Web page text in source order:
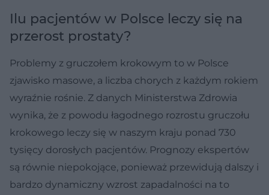
Ilu pacjentów w Polsce leczy się na
przerost prostaty?
Problemy z gruczołem krokowym to w Polsce
zjawisko masowe, a liczba chorych z każdym rokiem
wyraźnie rośnie. Z danych Ministerstwa Zdrowia
wynika, że z powodu łagodnego rozrostu gruczołu
krokowego leczy się w naszym kraju ponad 730
tysięcy dorosłych pacjentów. Prognozy ekspertów
są równie niepokojące, ponieważ przewidują dalszy i
bardzo dynamiczny wzrost zapadalności na to